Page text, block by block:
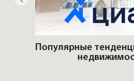
Популярные